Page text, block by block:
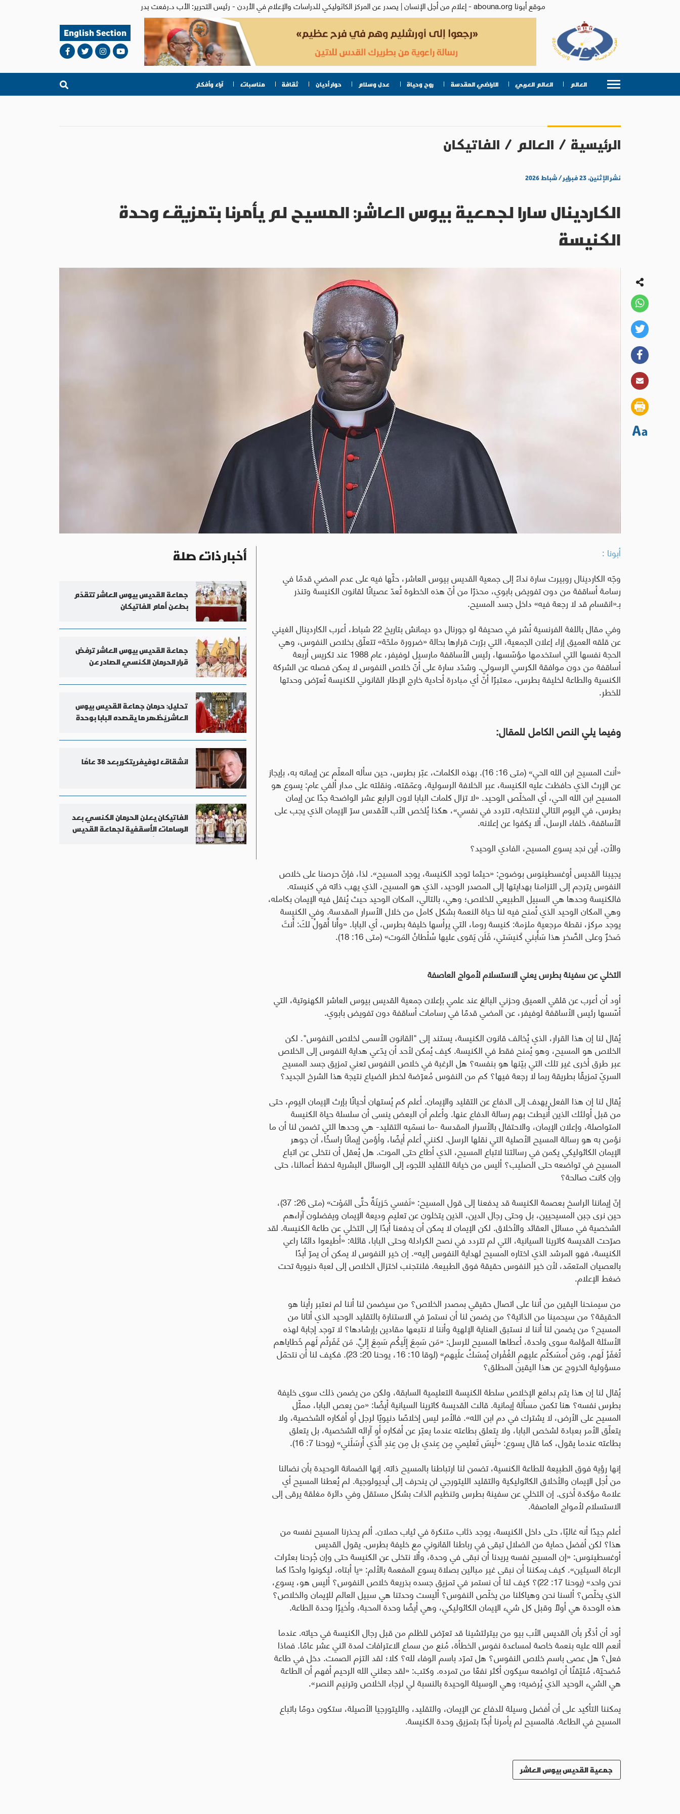
موقع أبونا abouna.org - إعلام من أجل الإنسان | يصدر عن المركز الكاثوليكي للدراسات والإعلام في الأردن - رئيس التحرير: الأب د.رفعت بدر
English Section
العالم العالم العربي الاراضي المقدسة روح وحياة عدل وسلام حوار أديان ثقافة مناسبات آراء وأفكار
الرئيسية / العالم / الفاتيكان
نشر الإثنين، ٢٣ فبراير / شباط ٢٠٢٦
الكاردينال سارا لجمعية بيوس العاشر: المسيح لم يأمرنا بتمزيق وحدة
الكنيسة
أبونا :
وجّه الكاردينال روبيرت سارة نداءً إلى جمعية القديس بيوس العاشر، حثّها فيه على عدم المضي قدمًا في
رسامة أساقفة من دون تفويض بابوي، محذرًا من أنّ هذه الخطوة تُعدّ عصيانًا لقانون الكنيسة وتنذر
بـ«انقسام قد لا رجعة فيه» داخل جسد المسيح.
وفي مقال باللغة الفرنسية نُشر في صحيفة لو جورنال دو ديمانش بتاريخ 22 شباط، أعرب الكاردينال الغيني
عن قلقه العميق إزاء إعلان الجمعية، التي برّرت قرارها بحالة «ضرورة ملحّة» تتعلّق بخلاص النفوس، وهي
الحجة نفسها التي استخدمها مؤسّسها، رئيس الأساقفة مارسيل لوفيفر، عام 1988 عند تكريس أربعة
أساقفة من دون موافقة الكرسي الرسولي. وشدّد سارة على أنّ خلاص النفوس لا يمكن فصله عن الشركة
الكنسية والطاعة لخليفة بطرس، معتبرًا أنّ أي مبادرة أحادية خارج الإطار القانوني للكنيسة تُعرّض وحدتها
للخطر.
وفيما يلي النص الكامل للمقال:
«أنت المسيح ابن الله الحي» (متى 16: 16). بهذه الكلمات، عبّر بطرس، حين سأله المعلّم عن إيمانه به، بإيجاز
عن الإرث الذي حافظت عليه الكنيسة، عبر الخلافة الرسولية، وعمّقته، ونقلته على مدار ألفي عام: يسوع هو
المسيح ابن الله الحي، أي المخلّص الوحيد. «لا تزال كلمات البابا لاون الرابع عشر الواضحة جدًا عن إيمان
بطرس، في اليوم التالي لانتخابه، تتردد في نفسي»، هكذا يُلخص الأب الأقدس سرّ الإيمان الذي يجب على
الأساقفة، خلفاء الرسل، ألا يكفوا عن إعلانه.
والأن، أين نجد يسوع المسيح، الفادي الوحيد؟
يجيبنا القديس أوغسطينوس بوضوح: «حيثما توجد الكنيسة، يوجد المسيح». لذا، فإنّ حرصنا على خلاص
النفوس يترجم إلى التزامنا بهدايتها إلى المصدر الوحيد، الذي هو المسيح، الذي يهب ذاته في كنيسته.
فالكنيسة وحدها هي السبيل الطبيعي للخلاص؛ وهي، بالتالي، المكان الوحيد حيث يُنقل فيه الإيمان بكامله،
وهي المكان الوحيد الذي تُمنح فيه لنا حياة النعمة بشكل كامل من خلال الأسرار المقدسة. وفي الكنيسة
يوجد مركز، نقطة مرجعية ملزمة: كنيسة روما، التي يرأسها خليفة بطرس، أي البابا. «وأَنا أَقولُ لكَ: أَنتَ
صَخرٌ وعلى الصَّخرِ هذا سَأَبني كَنيسَتي، فَلَن يَقوى عليها سُلْطانُ المَوت» (متى 16: 18).
التخلي عن سفينة بطرس يعني الاستسلام لأمواج العاصفة
أود أن أعرب عن قلقي العميق وحزني البالغ عند علمي بإعلان جمعية القديس بيوس العاشر الكهنوتية، التي
أسّسها رئيس الأساقفة لوفيفر، عن المضي قدمًا في رسامات أساقفة دون تفويض بابوي.
يُقال لنا إن هذا القرار، الذي يُخالف قانون الكنيسة، يستند إلى "القانون الأسمى لخلاص النفوس". لكن
الخلاص هو المسيح، وهو يُمنح فقط في الكنيسة. كيف يُمكن لأحد أن يدّعي هداية النفوس إلى الخلاص
عبر طرق أخرى غير تلك التي بيّنها هو بنفسه؟ هل الرغبة في خلاص النفوس تعني تمزيق جسد المسيح
السريّ تمزيقًا بطريقة ربما لا رجعة فيها؟ كم من النفوس مُعرّضة لخطر الضياع نتيجة هذا الشرخ الجديد؟
يُقال لنا إن هذا الفعل يهدف إلى الدفاع عن التقليد والإيمان. أعلم كم يُستهان أحيانًا بإرث الإيمان اليوم، حتى
من قبل أولئك الذين أُنيطت بهم رسالة الدفاع عنها. وأعلم أن البعض ينسى أن سلسلة حياة الكنيسة
المتواصلة، وإعلان الإيمان، والاحتفال بالأسرار المقدسة -ما نسمّيه التقليد- هي وحدها التي تضمن لنا أن ما
نؤمن به هو رسالة المسيح الأصلية التي نقلها الرسل. لكنني أعلم أيضًا، وأؤمن إيمانًا راسخًا، أن جوهر
الإيمان الكاثوليكي يكمن في رسالتنا لاتباع المسيح، الذي أطاع حتى الموت. هل يُعقل أن نتخلى عن اتباع
المسيح في تواضعه حتى الصليب؟ أليس من خيانة التقليد اللجوء إلى الوسائل البشرية لحفظ أعمالنا، حتى
وإن كانت صالحة؟
إنّ إيماننا الراسخ بعصمة الكنيسة قد يدفعنا إلى قول المسيح: «نَفسي حَزينَةٌ حتَّى المَوْت» (متى 26: 37)،
حين نرى جبن المسيحيين، بل وحتى رجال الدين، الذين يتخلون عن تعليم وديعة الإيمان ويفضلون آراءهم
الشخصية في مسائل العقائد والأخلاق. لكن الإيمان لا يمكن أن يدفعنا أبدًا إلى التخلي عن طاعة الكنيسة. لقد
صرّحت القديسة كاترينا السيانية، التي لم تتردد في نصح الكرادلة وحتى البابا، قائلة: «أطيعوا دائمًا راعي
الكنيسة، فهو المرشد الذي اختاره المسيح لهداية النفوس إليه». إن خير النفوس لا يمكن أن يمرّ أبدًا
بالعصيان المتعمّد، لأن خير النفوس حقيقة فوق الطبيعة. فلنتجنب اختزال الخلاص إلى لعبة دنيوية تحت
ضغط الإعلام.
من سيمنحنا اليقين من أننا على اتصال حقيقي بمصدر الخلاص؟ من سيضمن لنا أننا لم نعتبر رأينا هو
الحقيقة؟ من سيحمينا من الذاتية؟ من يضمن لنا أن نستمرّ في الاستنارة بالتقليد الوحيد الذي أتانا من
المسيح؟ من يضمن لنا أننا لا نستبق العناية الإلهية وأننا لا نتبعها مقادين بإرشادها؟ لا توجد إجابة لهذه
الأسئلة المؤلمة سوى واحدة، أعطاها المسيح للرسل: «مَن سَمِعَ إِلَيكُم سَمِعَ إِليَّ. مَن غَفَرتُم لَهم خَطاياهم
تُغفَرُ لَهم، ومَن أَمسَكتُم عليهمِ الغُفْران يُمسَكُ علَيهم» (لوقا 10: 16، يوحنا 20: 23). فكيف لنا أن نتحمّل
مسؤولية الخروج عن هذا اليقين المطلق؟
يُقال لنا إن هذا يتم بدافع الإخلاص سلطة الكنيسة التعليمية السابقة، ولكن من يضمن ذلك سوى خليفة
بطرس نفسه؟ هنا تكمن مسألة إيمانية. قالت القديسة كاترينا السيانية أيضًا: «من يعص البابا، ممثّل
المسيح على الأرض، لا يشترك في دم ابن الله». فالأمر ليس إخلاصًا دنيويًا لرجل أو أفكاره الشخصية، ولا
يتعلّق الأمر بعبادة لشخص البابا، ولا يتعلق بطاعته عندما يعبّر عن أفكاره أو آرائه الشخصية، بل يتعلق
بطاعته عندما يقول، كما قال يسوع: «لَيسَ تَعليمي مِن عِندي بل مِن عِندِ الَّذي أَرسَلَني» (يوحنا 7: 16).
إنها رؤية فوق الطبيعة للطاعة الكنسية، تضمن لنا ارتباطنا بالمسيح ذاته. إنها الضمانة الوحيدة بأن نضالنا
من أجل الإيمان والأخلاق الكاثوليكية والتقليد الليتورجي لن ينحرف إلى أيديولوجية. لم يُعطنا المسيح أي
علامة مؤكدة أخرى. إن التخلي عن سفينة بطرس وتنظيم الذات بشكل مستقل وفي دائرة مغلقة يرقى إلى
الاستسلام لأمواج العاصفة.
أعلم جيدًا أنه غالبًا، حتى داخل الكنيسة، يوجد ذئاب متنكرة في ثياب حملان. ألم يحذرنا المسيح نفسه من
هذا؟ لكن أفضل حماية من الضلال تبقى في رباطنا القانوني مع خليفة بطرس. يقول القديس
أوغسطينوس: «إن المسيح نفسه يريدنا أن نبقى في وحدة، وألا نتخلى عن الكنيسة حتى وإن جُرحنا بعثرات
الرعاة السيئين». كيف يمكننا أن نبقى غير مبالين بصلاة يسوع المفعمة بالألم: «يا أبتاه، ليكونوا واحدًا كما
نحن واحد» (يوحنا 17: 22)؟ كيف لنا أن نستمر في تمزيق جسده بذريعة خلاص النفوس؟ أليس هو، يسوع،
الذي يخلّص؟ ألسنا نحن وهياكلنا من يخلّص النفوس؟ أليست وحدتنا هي سبيل العالم للإيمان والخلاص؟
هذه الوحدة هي أولًا وقبل كل شيء الإيمان الكاثوليكي، وهي أيضًا وحدة المحبة، وأخيرًا وحدة الطاعة.
أود أن أذكّر بأن القديس الأب بيو من بيترلتشينا قد تعرّض للظلم من قبل رجال الكنيسة في حياته. عندما
أنعم الله عليه بنعمة خاصة لمساعدة نفوس الخطأة، مُنع من سماع الاعترافات لمدة اثني عشر عامًا. فماذا
فعل؟ هل عصى باسم خلاص النفوس؟ هل تمرّد باسم الوفاء لله؟ كلا؛ لقد التزم الصمت. دخل في طاعة
مُضحيّة، مُتيّقنًا أن تواضعه سيكون أكثر نفعًا من تمرده. وكتب: «لقد جعلني الله الرحيم أفهم أن الطاعة
هي الشيء الوحيد الذي يُرضيه؛ وهي الوسيلة الوحيدة بالنسبة لي لرجاء الخلاص وترنيم النصر».
يمكننا التأكيد على أن أفضل وسيلة للدفاع عن الإيمان، والتقليد، والليتورجيا الأصيلة، ستكون دومًا باتباع
المسيح في الطاعة. فالمسيح لم يأمرنا أبدًا بتمزيق وحدة الكنيسة.
جمعية القديس بيوس العاشر
أخبار ذات صلة
جماعة القديس بيوس العاشر تتقدّم
بطعن أمام الفاتيكان
جماعة القديس بيوس العاشر ترفض
قرار الحرمان الكنسي الصادر عن
تحليل: حرمان جماعة القديس بيوس
العاشر يُظهر ما يقصده البابا بوحدة
انشقاق لوفيفر يتكرر بعد 38 عامًا
الفاتيكان يعلن الحرمان الكنسي بعد
الرسامات الأسقفية لجماعة القديس
بيوس العاشر